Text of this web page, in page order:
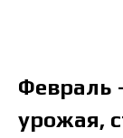
Февраль
урожая,